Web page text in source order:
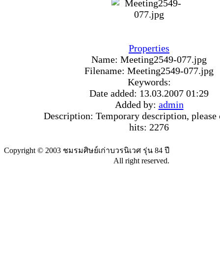
Properties
Name: Meeting2549-077.jpg
Filename: Meeting2549-077.jpg
Keywords:
Date added: 13.03.2007 01:29
Added by: admin
Description: Temporary description, please
hits: 2276
Copyright © 2003 ชมรมศิษย์เก่าบวรนิเวศ รุ่น 84 ปี
All right reserved.